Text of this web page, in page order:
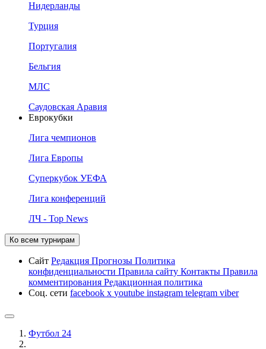
Нидерланды
Турция
Португалия
Бельгия
МЛС
Саудовская Аравия
Еврокубки
Лига чемпионов
Лига Европы
Суперкубок УЕФА
Лига конференций
ЛЧ - Top News
Ко всем турнирам
Сайт Редакция Прогнозы Политика
конфиденциальности Правила сайту Контакты Правила
комментирования Редакционная политика
Соц. сети facebook x youtube instagram telegram viber
Футбол 24